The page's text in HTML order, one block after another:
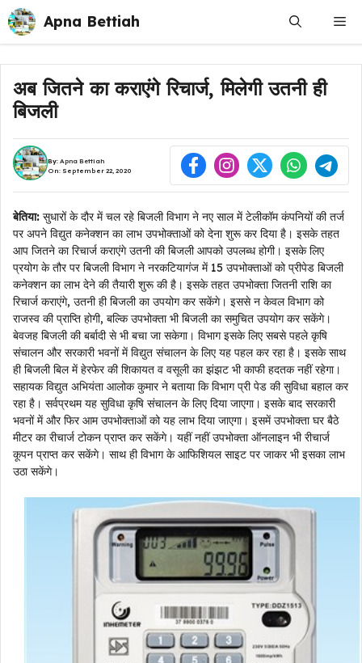
Skip
to
content
Apna Bettiah
अब जितने का कराएंगे रिचार्ज, मिलेगी उतनी ही
बिजली
By: Apna Bettiah
On: September 22, 2020
बेतिया: सुधारों के दौर में चल रहे बिजली विभाग ने नए साल में टेलीकॉम कंपनियों की तर्ज
पर अपने विद्युत कनेक्शन का लाभ उपभोक्ताओं को देना शुरू कर दिया है। इसके तहत
आप जितने का रिचार्ज कराएंगे उतनी की बिजली आपको उपलब्ध होगी। इसके लिए
प्रयोग के तौर पर बिजली विभाग ने नरकटियागंज में 15 उपभोक्ताओं को प्रीपेड बिजली
कनेक्शन का लाभ देने की तैयारी शुरू की है। इसके तहत उपभोक्ता जितनी राशि का
रिचार्ज कराएंगे, उतनी ही बिजली का उपयोग कर सकेंगे। इससे न केवल विभाग को
राजस्व की प्राप्ति होगी, बल्कि उपभोक्ता भी बिजली का समुचित उपयोग कर सकेंगे।
बेवजह बिजली की बर्बादी से भी बचा जा सकेगा। विभाग इसके लिए सबसे पहले कृषि
संचालन और सरकारी भवनों में विद्युत संचालन के लिए यह पहल कर रहा है। इसके साथ
ही बिजली बिल में हेरफेर की शिकायत व वसूली का झंझट भी काफी हदतक नहीं रहेगा।
सहायक विद्युत अभियंता आलोक कुमार ने बताया कि विभाग प्री पेड की सुविधा बहाल कर
रहा है। सर्वप्रथम यह सुविधा कृषि संचालन के लिए दिया जाएगा। इसके बाद सरकारी
भवनों में और फिर आम उपभोक्ताओं को यह लाभ दिया जाएगा। इसमें उपभोक्ता घर बैठे
मीटर का रीचार्ज टोकन प्राप्त कर सकेंगे। यहीं नहीं उपभोक्ता ऑनलाइन भी रीचार्ज
कूपन प्राप्त कर सकेंगे। साथ ही विभाग के आफिशियल साइट पर जाकर भी इसका लाभ
उठा सकेंगे।